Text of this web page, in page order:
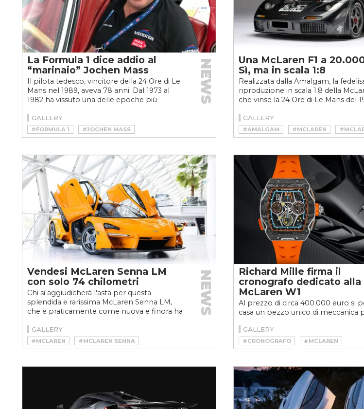
La Formula 1 dice addio al
“marinaio” Jochen Mass
Il pilota tedesco, vincitore della 24 Ore di Le
Mans nel 1989, aveva 78 anni. Dal 1973 al
1982 ha vissuto una delle epoche più
NEWS
GALLERY
#FORMULA 1
#JOCHEN MASS
#MCLAREN
Una McLaren F1 a
Sì, ma in scala 1:8
Realizzata dalla Amalgam, la
riproduzione in scala 1:8 della
che vinse la 24 Ore di Le Mans del
GALLERY
#AMALGAM #MCLAREN
Vendesi McLaren Senna LM
con solo 74 chilometri
Chi si aggiudicherà l'asta per questa
splendida e rarissima McLaren Senna LM,
che è praticamente come nuova e finora ha
NEWS
GALLERY
#MCLAREN
#MCLAREN SENNA
#MCLAREN SENNA LM
Richard Mille firma il
cronografo dedicato alla
McLaren W1
Al prezzo di circa 400.000 euro si
casa un pezzo unico di meccanica
pregiati,...
GALLERY
#CRONOGRAFO
#MCLAREN
#OROLOGIO
#RICHARD MILLE